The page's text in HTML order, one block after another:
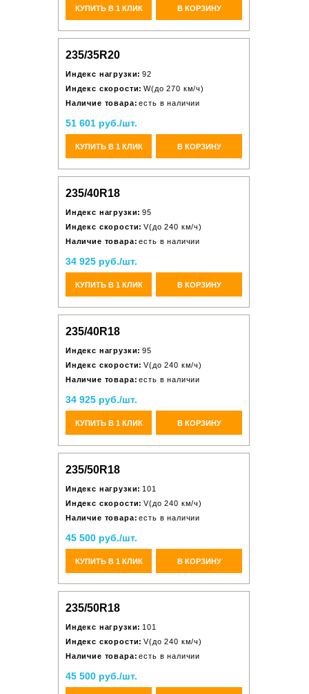
КУПИТЬ В 1 КЛИК В КОРЗИНУ
235/35R20
Индекс нагрузки: 92
Индекс скорости: W(до 270 км/ч)
Наличие товара: есть в наличии
51 601 руб./шт.
КУПИТЬ В 1 КЛИК В КОРЗИНУ
235/40R18
Индекс нагрузки: 95
Индекс скорости: V(до 240 км/ч)
Наличие товара: есть в наличии
34 925 руб./шт.
КУПИТЬ В 1 КЛИК В КОРЗИНУ
235/40R18
Индекс нагрузки: 95
Индекс скорости: V(до 240 км/ч)
Наличие товара: есть в наличии
34 925 руб./шт.
КУПИТЬ В 1 КЛИК В КОРЗИНУ
235/50R18
Индекс нагрузки: 101
Индекс скорости: V(до 240 км/ч)
Наличие товара: есть в наличии
45 500 руб./шт.
КУПИТЬ В 1 КЛИК В КОРЗИНУ
235/50R18
Индекс нагрузки: 101
Индекс скорости: V(до 240 км/ч)
Наличие товара: есть в наличии
45 500 руб./шт.